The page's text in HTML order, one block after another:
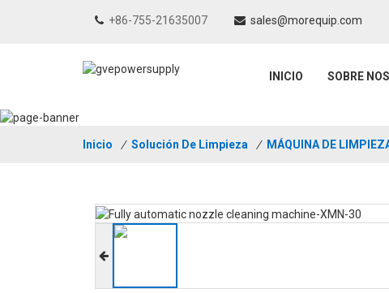
+86-755-21635007 sales@morequip.com
INICIO SOBRE
Inicio / Solución De Limpieza / MÁQUINA DE